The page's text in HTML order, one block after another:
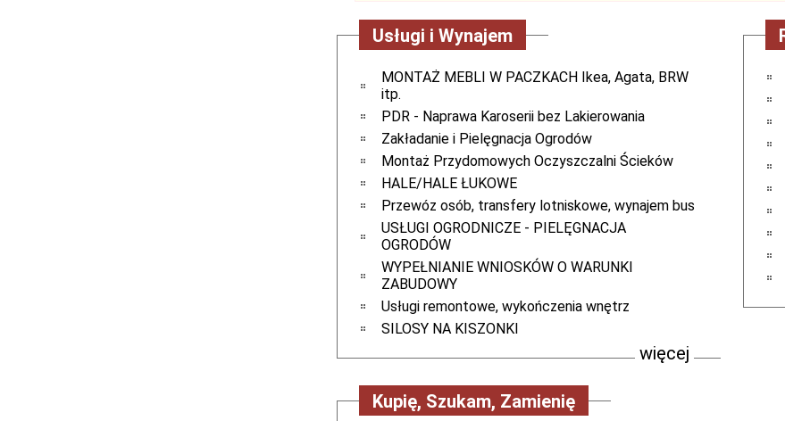
Usługi i Wynajem
MONTAŻ MEBLI W PACZKACH Ikea, Agata, BRW
itp.
PDR - Naprawa Karoserii bez Lakierowania
Zakładanie i Pielęgnacja Ogrodów
Montaż Przydomowych Oczyszczalni Ścieków
HALE/HALE ŁUKOWE
Przewóz osób, transfery lotniskowe, wynajem bus
USŁUGI OGRODNICZE - PIELĘGNACJA
OGRODÓW
WYPEŁNIANIE WNIOSKÓW O WARUNKI
ZABUDOWY
Usługi remontowe, wykończenia wnętrz
SILOSY NA KISZONKI
więcej
Kupię, Szukam, Zamienię